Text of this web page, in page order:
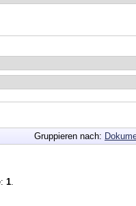
Gruppieren nach:
1